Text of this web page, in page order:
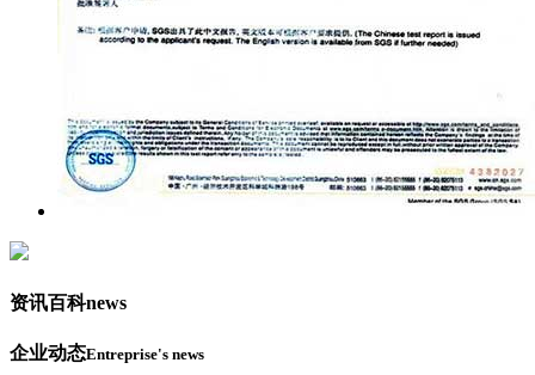
资讯百科news
企业动态Entreprise's news